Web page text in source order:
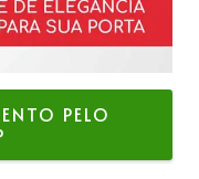
PELO